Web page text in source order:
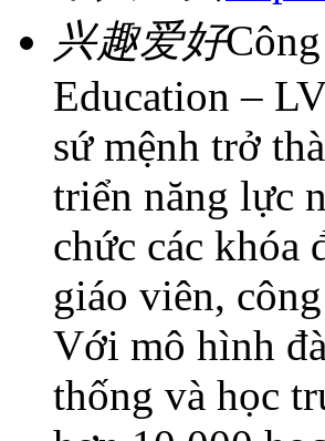
兴趣爱好
Education –
sứ mệnh trở
triển năng lực
chức các khóa
giáo viên,
Với mô hình
thống và học